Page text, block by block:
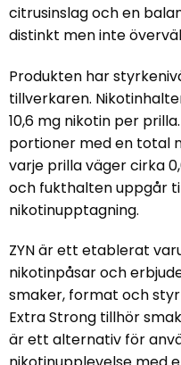
citrusinslag och en
distinkt men inte
Produkten har
tillverkaren.
10,6 mg nikotin per prilla
portionermed en total
varje prilla väger cirka
och fukthalten uppgår
nikotinupptagning.
ZYN är ett etablerat
nikotinpåsar och
smaker, format och
Extra Strongtillhör
är ett alternativ för